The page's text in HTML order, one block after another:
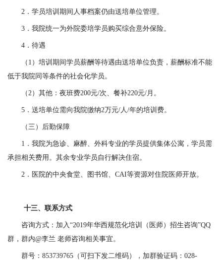
2 ． 学员培训期间人事档案仍由送培单位管理。
3． 我院统一为外院委培学员购买综合意外保险。
4． 待遇
（ 1 ）培训期间学员薪酬等待遇由送培单位负责，薪酬标准不能
低于我院同等条件的社会化学员。
（ 2 ）其他：夜班费200元/次、餐补220元/月。
5． 送培单位需向我院缴纳2万元/人 /年的培训费。
（三）后勤保障
1 ． 我院为急诊、麻醉、外科专业的学员提供集体公寓，学员需
承担相关费用。其余专业学员自行解决住宿。
2 ． 医院的中央食堂、图书馆、 CAI等资源对住院医师开放。
十三、联系方式
咨询方式：加入 “2019年华西规范化培训（医师）招生咨询”QQ
群，群内@李兰 老师咨询相关事宜。
群号： 853739765（可扫下发二维码），加群验证码： 028-